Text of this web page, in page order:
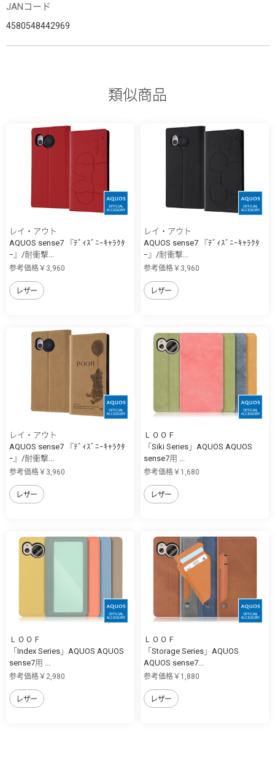
JANコード
4580548442969
類似商品
レイ・アウト
AQUOS sense7 『ﾃﾞｨｽﾞﾆｰｷｬﾗｸﾀ
ｰ』/耐衝撃...
参考価格￥3,960
レザー
レイ・アウト
AQUOS sense7 『ﾃﾞｨｽﾞﾆｰｷｬﾗｸﾀ
ｰ』/耐衝撃...
参考価格￥3,960
レザー
レイ・アウト
AQUOS sense7 『ﾃﾞｨｽﾞﾆｰｷｬﾗｸﾀ
ｰ』/耐衝撃...
参考価格￥3,960
レザー
ＬＯＯＦ
「Siki Series」AQUOS AQUOS
sense7用 ...
参考価格￥1,680
レザー
ＬＯＯＦ
「Index Series」AQUOS AQUOS
sense7用 ...
参考価格￥2,980
レザー
ＬＯＯＦ
「Storage Series」AQUOS
AQUOS sense7...
参考価格￥1,880
レザー